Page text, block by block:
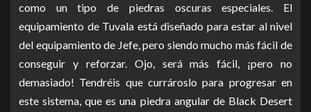
como un tipo de piedras oscuras especiales. El
equipamiento de Tuvala está diseñado para estar al nivel
del equipamiento de Jefe, pero siendo mucho más fácil de
conseguir y reforzar. Ojo, será más fácil, ¡pero no
demasiado! Tendréis que currároslo para progresar en
este sistema, que es una piedra angular de Black Desert